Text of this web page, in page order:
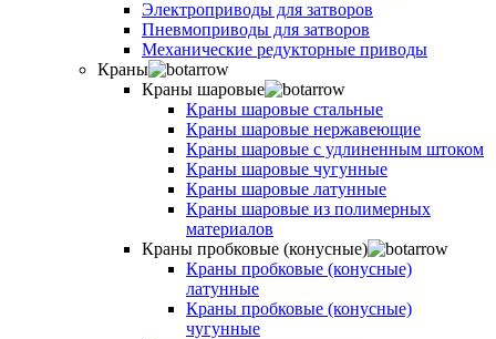
Электроприводы для затворов
Пневмоприводы для затворов
Механические редукторные приводы
Краны
Краны шаровые
Краны шаровые стальные
Краны шаровые нержавеющие
Краны шаровые с удлиненным штоком
Краны шаровые чугунные
Краны шаровые латунные
Краны шаровые из полимерных
материалов
Краны пробковые (конусные)
Краны пробковые (конусные)
латунные
Краны пробковые (конусные)
чугунные